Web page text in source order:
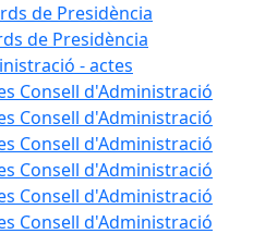
de Presidència
de Presidència
- actes
Consell d'Administració
Consell d'Administració
Consell d'Administració
Consell d'Administració
Consell d'Administració
Consell d'Administració